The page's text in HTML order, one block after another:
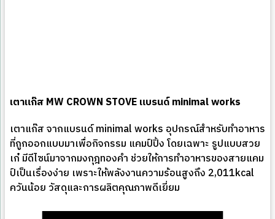
เตาแก๊สMW CROWN STOVE แบรนด์ minimal works
เตาแก๊ส จากแบรนด์ minimal works อุปกรณ์สำหรับทำอาหาร
ที่ถูกออกแบบมาเพื่อกิจกรรม แคมป์ปิ้ง โดยเฉพาะ รูปแบบสวย
เก๋ มีดีไซน์มาจากมงกุฎทองคำ ช่วยให้การทำอาหารของสายแคม
ป์เป็นเรื่องง่าย เพราะให้พลังงานความร้อนสูงถึง 2,011kcal
ควันน้อย วัสดุและการผลิตคุณภาพดีเยี่ยม